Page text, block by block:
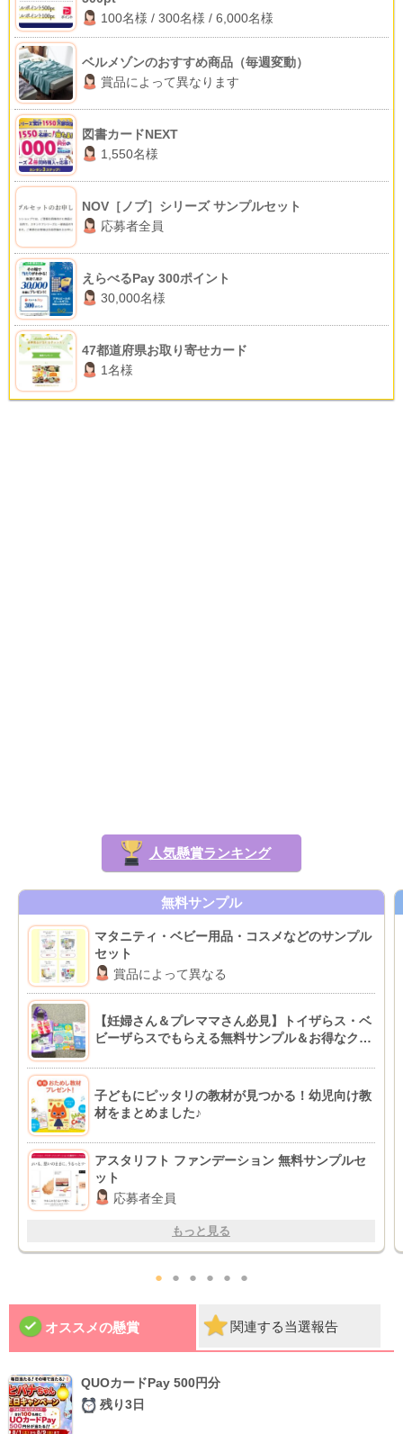
100名様 / 300名様 / 6,000名様
ベルメゾンのおすすめ商品（毎週変動）
賞品によって異なります
図書カードNEXT
1,550名様
NOV［ノブ］シリーズ サンプルセット
応募者全員
えらべるPay 300ポイント
30,000名様
47都道府県お取り寄せカード
1名様
人気懸賞ランキング
無料サンプル
マタニティ・ベビー用品・コスメなどのサンプル
セット
賞品によって異なる
【妊婦さん＆プレママさん必見】トイザらス・ベ
ビーザらスでもらえる無料サンプル＆お得なクー
子どもにピッタリの教材が見つかる！幼児向け教
材をまとめました♪
アスタリフト ファンデーション 無料サンプルセ
ット
応募者全員
もっと見る
● ● ● ● ● ●
オススメの懸賞 関連する当選報告
QUOカードPay 500円分
残り3日